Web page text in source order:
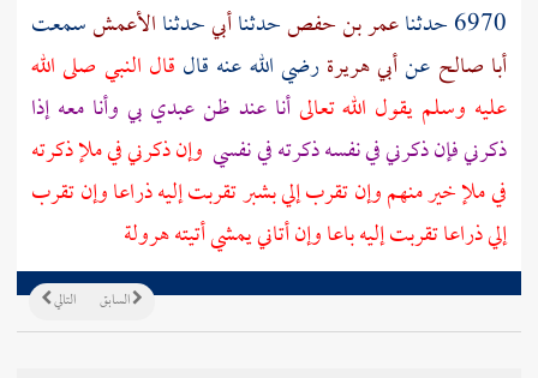
6970 حدثنا عمر بن حفصحدثناأبيحدثناالأعمشسمعت
أبا صالح عنأبي هريرةرضي الله عنه قال قال النبي صلى الله
عليه وسلم يقول الله تعالىأنا عند ظن عبدي بي وأنا معه إذا
ذكرني فإن ذكرني في نفسه ذكرته في نفسي وإن ذكرني في ملإ ذكرته
في ملإ خير منهم وإن تقرب إلي بشبر تقربت إليه ذراعا وإن تقرب
إلي ذراعا تقربت إليه باعا وإن أتاني يمشي أتيته هرولة
التالي السابق